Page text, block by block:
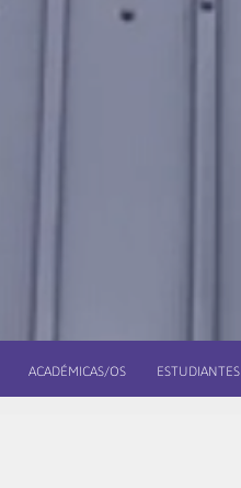
ACADÉMICAS/OS ESTUDIANTES